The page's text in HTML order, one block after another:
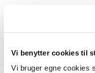
Vi benytter cookies til
Vi bruger egne cookies
OSTENS